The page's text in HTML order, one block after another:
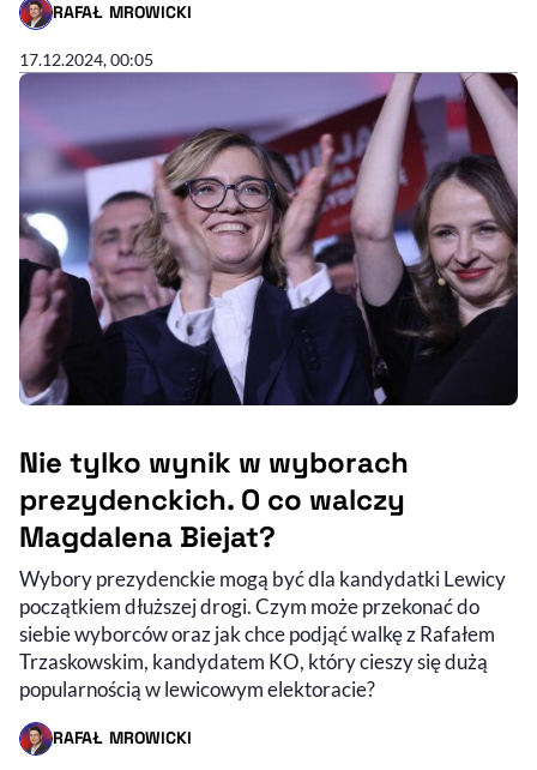
RAFAŁ MROWICKI
- AUTOR ARTYKUŁU - PROFIL
17.12.2024, 00:05
Nie tylko wynik w wyborach
prezydenckich. O co walczy
Magdalena Biejat?
Wybory prezydenckie mogą być dla kandydatki Lewicy
początkiem dłuższej drogi. Czym może przekonać do
siebie wyborców oraz jak chce podjąć walkę z Rafałem
Trzaskowskim, kandydatem KO, który cieszy się dużą
popularnością w lewicowym elektoracie?
RAFAŁ MROWICKI
- AUTOR ARTYKUŁU - PROFIL